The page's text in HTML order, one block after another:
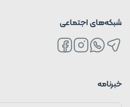
شبکه‌های اجتماعی
خبرنامه